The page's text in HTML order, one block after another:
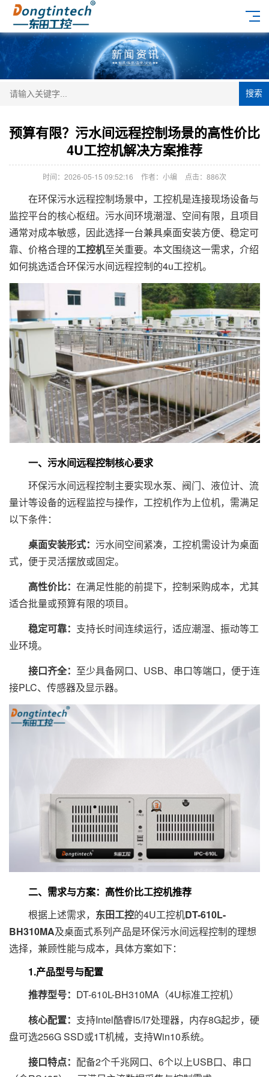
搜索
预算有限？污水间远程控制场景的高性价比
4U工控机解决方案推荐
时间：2026-05-15 09:52:16 作者：小编 点击： 886次
在环保污水远程控制场景中，工控机是连接现场设备与
监控平台的核心枢纽。污水间环境潮湿、空间有限，且项目
通常对成本敏感，因此选择一台兼具桌面安装方便、稳定可
靠、价格合理的工控机至关重要。本文围绕这一需求，介绍
如何挑选适合环保污水间远程控制的4u工控机。
一、污水间远程控制核心要求
环保污水间远程控制主要实现水泵、阀门、液位计、流
量计等设备的远程监控与操作，工控机作为上位机，需满足
以下条件：
桌面安装形式： 污水间空间紧凑，工控机需设计为桌面
式，便于灵活摆放或固定。
高性价比： 在满足性能的前提下，控制采购成本，尤其
适合批量或预算有限的项目。
稳定可靠： 支持长时间连续运行，适应潮湿、振动等工
业环境。
接口齐全： 至少具备网口、USB、串口等端口，便于连
接PLC、传感器及显示器。
二、需求与方案：高性价比工控机推荐
根据上述需求， 东田工控的4U工控机DT-610L-
BH310MA及桌面式系列产品是环保污水间远程控制的理想
选择，兼顾性能与成本，具体方案如下：
1.产品型号与配置
推荐型号： DT-610L-BH310MA（4U标准工控机）
核心配置： 支持Intel酷睿I5/I7处理器，内存8G起步，硬
盘可选256G SSD或1T机械，支持Win10系统。
接口特点： 配备2个千兆网口、6个以上USB口、串口